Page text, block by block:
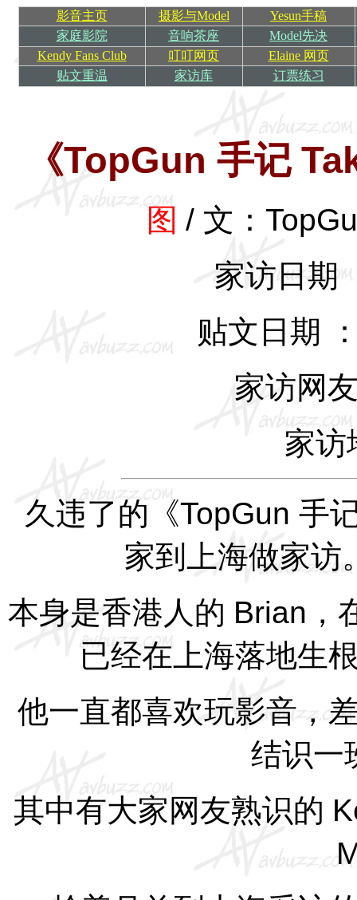
影音主页 摄影与Model
Yesun手稿
家庭影院
音响茶座
Model先决
Kendy Fans Club
叮叮网页
Elaine 网页
贴文重温
家访库 订票练习
《TopGun 手记
图 / 文：
家访日期
贴文日期
家访网
家
久违了的《TopGun 手
家到上海做家
本身是香港人的 Brian
已经在上海落地生
他一直都喜欢玩影音，
结识一
其中有大家网友熟识的